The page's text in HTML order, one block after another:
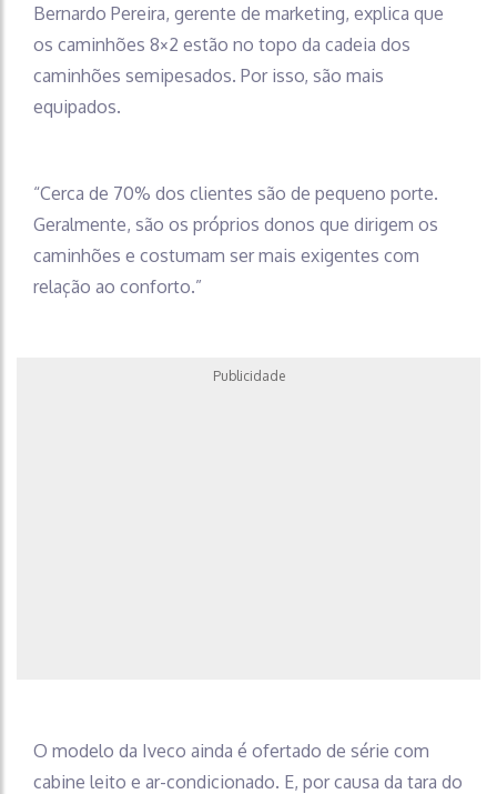
Bernardo Pereira, gerente de marketing, explica que
os caminhões 8×2 estão no topo da cadeia dos
caminhões semipesados. Por isso, são mais
equipados.
“Cerca de 70% dos clientes são de pequeno porte.
Geralmente, são os próprios donos que dirigem os
caminhões e costumam ser mais exigentes com
relação ao conforto.”
Publicidade
O modelo da Iveco ainda é ofertado de série com
cabine leito e ar-condicionado. E, por causa da tara do